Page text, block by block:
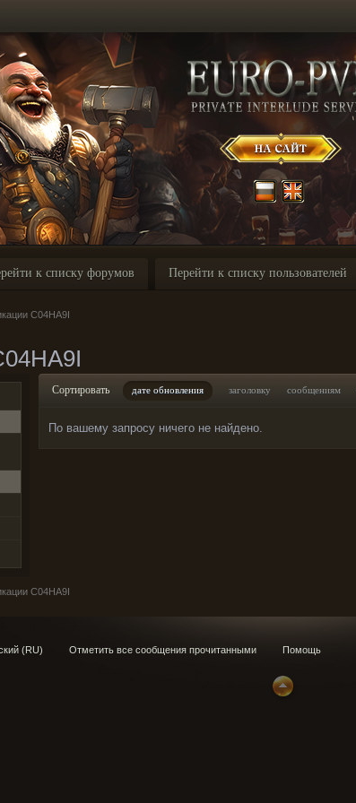
к списку форумов Перейти к списку пользователей
C04HA9I
Сортировать дате обновления заголовку сообщениям
По вашему запросу ничего не найдено.
C04HA9I
(RU) Отметить все сообщения прочитанными Помощь